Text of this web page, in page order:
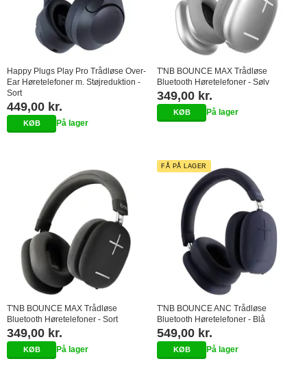
Happy Plugs Play Pro Trådløse Over-
Ear Høretelefoner m. Støjreduktion -
Sort
449,00 kr.
På lager
T'NB BOUNCE MAX Trådløse
Bluetooth Høretelefoner - Sølv
349,00 kr.
På lager
T'NB BOUNCE MAX Trådløse
Bluetooth Høretelefoner - Sort
349,00 kr.
På lager
FÅ PÅ LAGER
T'NB BOUNCE ANC Trådløse
Bluetooth Høretelefoner - Blå
549,00 kr.
På lager